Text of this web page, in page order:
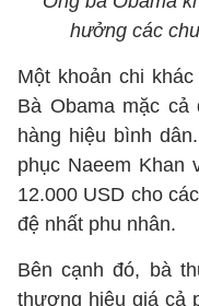
hưởng các
Một khoản chi
Bà Obama mặc
hàng hiệu bình
phục Naeem Khan
12.000 USD cho
đệ nhất phu nhân.
Bên cạnh đó, bà
thương hiệu giá cả